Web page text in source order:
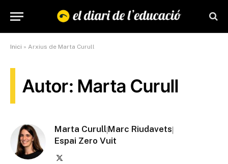
Inici » Arxius de Marta Curull
Autor: Marta Curull
Marta Curull|Marc Riudavets|
Espai Zero Vuit